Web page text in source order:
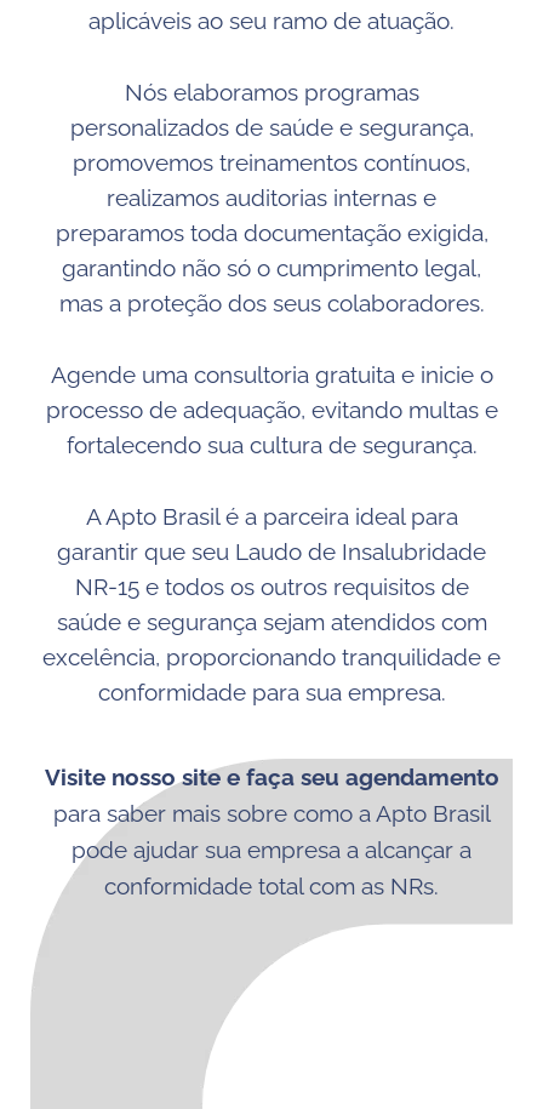
aplicáveis ao seu ramo de atuação.
Nós elaboramos programas
personalizados de saúde e segurança,
promovemos treinamentos contínuos,
realizamos auditorias internas e
preparamos toda documentação exigida,
garantindo não só o cumprimento legal,
mas a proteção dos seus colaboradores.
Agende uma consultoria gratuita e inicie o
processo de adequação, evitando multas e
fortalecendo sua cultura de segurança.
A Apto Brasil é a parceira ideal para
garantir que seu Laudo de Insalubridade
NR-15 e todos os outros requisitos de
saúde e segurança sejam atendidos com
excelência, proporcionando tranquilidade e
conformidade para sua empresa.
Visite nosso site e faça seu agendamento
para saber mais sobre como a Apto Brasil
pode ajudar sua empresa a alcançar a
conformidade total com as NRs.